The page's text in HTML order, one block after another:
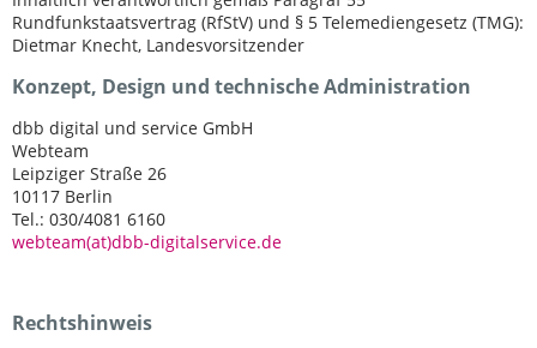
Rundfunkstaatsvertrag (RfStV) und § 5 Telemediengesetz (TMG):
Dietmar Knecht, Landesvorsitzender
Konzept, Design und technische Administration
dbb digital und service GmbH
Webteam
Leipziger Straße 26
10117 Berlin
Tel.: 030/4081 6160
webteam(at)dbb-digitalservice.de
Rechtshinweis